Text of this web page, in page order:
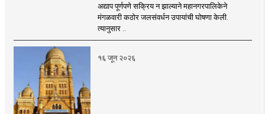
निर्बंध
अद्याप पूर्णपणे सक्रिय न झाल्याने महानगरपालिकेने
मंगळवारी कठोर जलसंवर्धन उपायांची घोषणा केली.
त्यानुसार ..
१६ जून २०२६